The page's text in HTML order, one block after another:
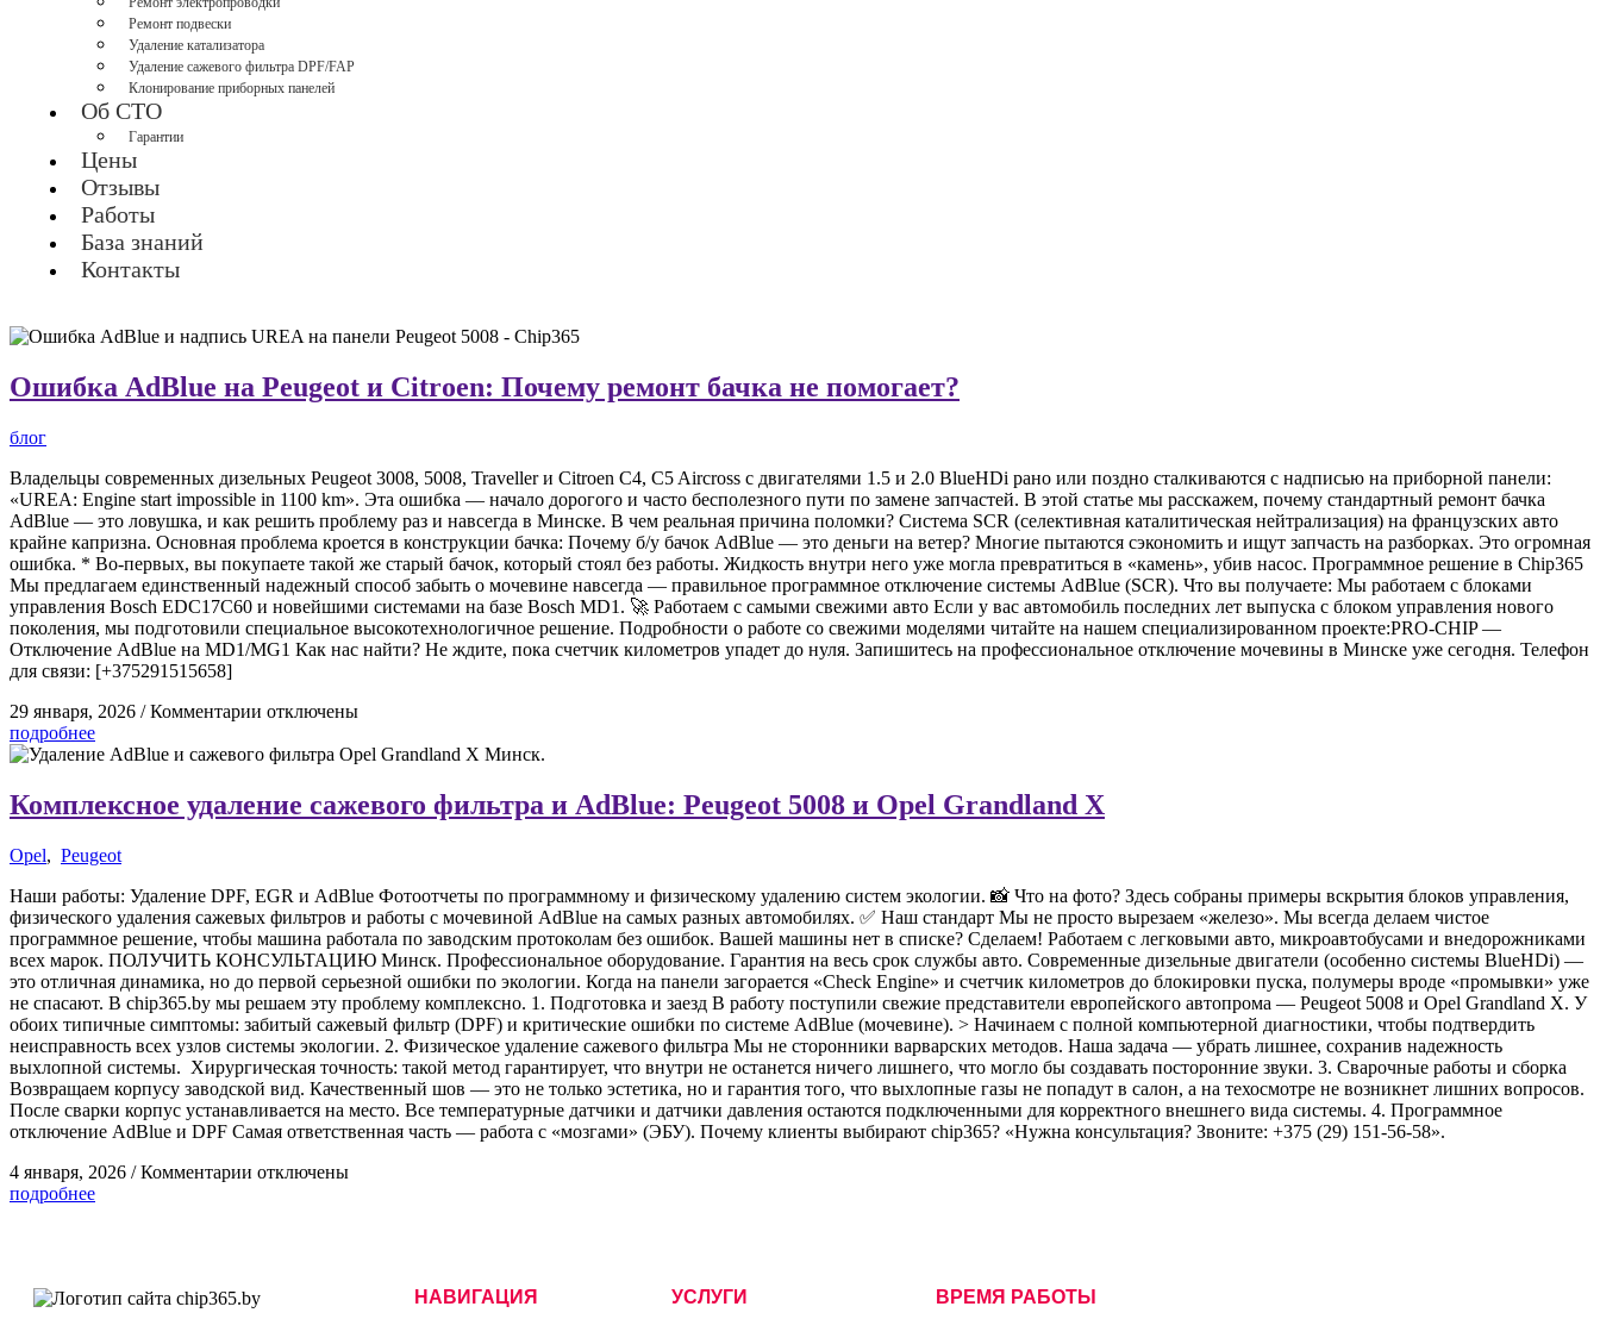
Ремонт подвески
Удаление катализатора
Удаление сажевого фильтра DPF/FAP
Клонирование приборных панелей
Об СТО
Гарантии
Цены
Отзывы
Работы
База знаний
Контакты
Ошибка AdBlue на Peugeot и Citroen: Почему ремонт бачка не помогает?
блог
Владельцы современных дизельных Peugeot 3008, 5008, Traveller и Citroen C4, C5 Aircross с двигателями 1.5 и 2.0 BlueHDi рано или поздно сталкиваются с надписью на приборной панели:
«UREA: Engine start impossible in 1100 km». Эта ошибка — начало дорогого и часто бесполезного пути по замене запчастей. В этой статье мы расскажем, почему стандартный ремонт бачка
AdBlue — это ловушка, и как решить проблему раз и навсегда в Минске. В чем реальная причина поломки? Система SCR (селективная каталитическая нейтрализация) на французских авто
крайне капризна. Основная проблема кроется в конструкции бачка: Почему б/у бачок AdBlue — это деньги на ветер? Многие пытаются сэкономить и ищут запчасть на разборках. Это огромная
ошибка. * Во-первых, вы покупаете такой же старый бачок, который стоял без работы. Жидкость внутри него уже могла превратиться в «камень», убив насос. Программное решение в Chip365
Мы предлагаем единственный надежный способ забыть о мочевине навсегда — правильное программное отключение системы AdBlue (SCR). Что вы получаете: Мы работаем с блоками
управления Bosch EDC17C60 и новейшими системами на базе Bosch MD1. 🚀 Работаем с самыми свежими авто Если у вас автомобиль последних лет выпуска с блоком управления нового
поколения, мы подготовили специальное высокотехнологичное решение. Подробности о работе со свежими моделями читайте на нашем специализированном проекте:PRO-CHIP —
Отключение AdBlue на MD1/MG1 Как нас найти? Не ждите, пока счетчик километров упадет до нуля. Запишитесь на профессиональное отключение мочевины в Минске уже сегодня. Телефон
для связи: [+375291515658]
29 января, 2026 / Комментарии отключены
подробнее
Комплексное удаление сажевого фильтра и AdBlue: Peugeot 5008 и Opel Grandland X
Opel, Peugeot
Наши работы: Удаление DPF, EGR и AdBlue Фотоотчеты по программному и физическому удалению систем экологии. 📸 Что на фото? Здесь собраны примеры вскрытия блоков управления,
физического удаления сажевых фильтров и работы с мочевиной AdBlue на самых разных автомобилях. ✅ Наш стандарт Мы не просто вырезаем «железо». Мы всегда делаем чистое
программное решение, чтобы машина работала по заводским протоколам без ошибок. Вашей машины нет в списке? Сделаем! Работаем с легковыми авто, микроавтобусами и внедорожниками
всех марок. ПОЛУЧИТЬ КОНСУЛЬТАЦИЮ Минск. Профессиональное оборудование. Гарантия на весь срок службы авто. Современные дизельные двигатели (особенно системы BlueHDi) —
это отличная динамика, но до первой серьезной ошибки по экологии. Когда на панели загорается «Check Engine» и счетчик километров до блокировки пуска, полумеры вроде «промывки» уже
не спасают. В chip365.by мы решаем эту проблему комплексно. 1. Подготовка и заезд В работу поступили свежие представители европейского автопрома — Peugeot 5008 и Opel Grandland X. У
обоих типичные симптомы: забитый сажевый фильтр (DPF) и критические ошибки по системе AdBlue (мочевине). > Начинаем с полной компьютерной диагностики, чтобы подтвердить
неисправность всех узлов системы экологии. 2. Физическое удаление сажевого фильтра Мы не сторонники варварских методов. Наша задача — убрать лишнее, сохранив надежность
выхлопной системы. Хирургическая точность: такой метод гарантирует, что внутри не останется ничего лишнего, что могло бы создавать посторонние звуки. 3. Сварочные работы и сборка
Возвращаем корпусу заводской вид. Качественный шов — это не только эстетика, но и гарантия того, что выхлопные газы не попадут в салон, а на техосмотре не возникнет лишних вопросов.
После сварки корпус устанавливается на место. Все температурные датчики и датчики давления остаются подключенными для корректного внешнего вида системы. 4. Программное
отключение AdBlue и DPF Самая ответственная часть — работа с «мозгами» (ЭБУ). Почему клиенты выбирают chip365? «Нужна консультация? Звоните: +375 (29) 151-56-58».
4 января, 2026 / Комментарии отключены
подробнее
НАВИГАЦИЯ УСЛУГИ ВРЕМЯ РАБОТЫ